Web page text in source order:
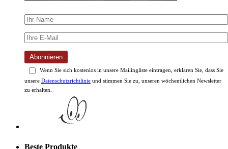
Wenn Sie sich kostenlos in unsere Mailingliste eintragen, erklären Sie, dass Sie
unsereDatenschutzrichtlinieund stimmen Sie zu, unseren wöchentlichen Newsletter
zu erhalten.